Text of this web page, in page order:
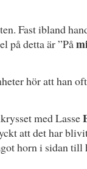
Fast ibland
på detta är ”På
hör att han
med Lasse
att det har
horn i sidan till